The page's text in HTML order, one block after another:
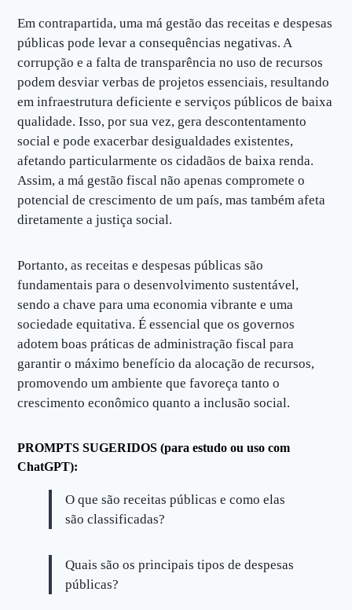
Em contrapartida, uma má gestão das receitas e despesas
públicas pode levar a consequências negativas. A
corrupção e a falta de transparência no uso de recursos
podem desviar verbas de projetos essenciais, resultando
em infraestrutura deficiente e serviços públicos de baixa
qualidade. Isso, por sua vez, gera descontentamento
social e pode exacerbar desigualdades existentes,
afetando particularmente os cidadãos de baixa renda.
Assim, a má gestão fiscal não apenas compromete o
potencial de crescimento de um país, mas também afeta
diretamente a justiça social.
Portanto, as receitas e despesas públicas são
fundamentais para o desenvolvimento sustentável,
sendo a chave para uma economia vibrante e uma
sociedade equitativa. É essencial que os governos
adotem boas práticas de administração fiscal para
garantir o máximo benefício da alocação de recursos,
promovendo um ambiente que favoreça tanto o
crescimento econômico quanto a inclusão social.
PROMPTS SUGERIDOS (para estudo ou uso com
ChatGPT):
O que são receitas públicas e como elas
são classificadas?
Quais são os principais tipos de despesas
públicas?